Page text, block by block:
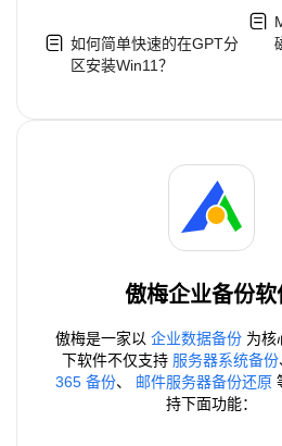
如何简单快速的在GPT分
区安装Win11？
傲梅企业备份软
傲梅是一家以 企业数据备份 为核
下软件不仅支持 服务器系统备份
365 备份、 邮件服务器备份还原
持下面功能：